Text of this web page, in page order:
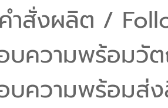
ำสั่งผลิต /
บความพร้อม
บความพร้อมส่